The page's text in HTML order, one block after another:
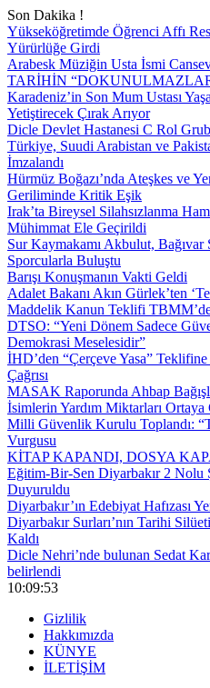
Son Dakika !
Yükseköğretimde Öğrenci Affı
Yürürlüğe Girdi
Arabesk Müziğin Usta İsmi
TARİHİN
Karadeniz’in Son Mum Ustası
Yetiştirecek Çırak Arıyor
Dicle Devlet Hastanesi C Rol
Türkiye, Suudi Arabistan ve
İmzalandı
Hürmüz Boğazı’nda Ateşkes ve
Geriliminde Kritik Eşik
Irak’ta Bireysel Silahsızlanma
Mühimmat Ele Geçirildi
Sur Kaymakamı Akbulut,
Sporcularla Buluştu
Barışı Konuşmanın Vakti Geldi
Adalet Bakanı Akın Gürlek’ten
Maddelik Kanun Teklifi
DTSO: “Yeni Dönem Sadece
Demokrasi Meselesidir”
İHD’den “Çerçeve Yasa”
Çağrısı
MASAK Raporunda Ahbap
İsimlerin Yardım Miktarları Ortaya
Milli Güvenlik Kurulu Toplandı:
Vurgusu
KİTAP KAPANDI, DOSYA
Eğitim-Bir-Sen Diyarbakır 2 Nolu
Duyuruldu
Diyarbakır’ın Edebiyat Hafızası
Diyarbakır Surları’nın Tarihi
Kaldı
Dicle Nehri’nde bulunan Sedat
belirlendi
10:09:54
Gizlilik
Hakkımızda
KÜNYE
İLETİŞİM